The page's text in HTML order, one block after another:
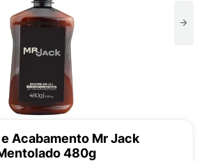
Acabamento Mr Jack
480g